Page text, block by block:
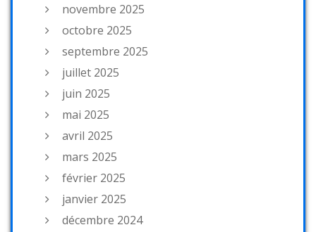
novembre 2025
octobre 2025
septembre 2025
juillet 2025
juin 2025
mai 2025
avril 2025
mars 2025
février 2025
janvier 2025
décembre 2024